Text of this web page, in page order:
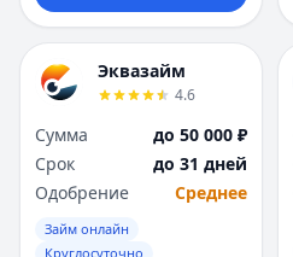
Эквазайм
4.6
Сумма
до 50 000 ₽
Срок
до 31 дней
Одобрение
Среднее
Займ онлайн
Круглосуточно